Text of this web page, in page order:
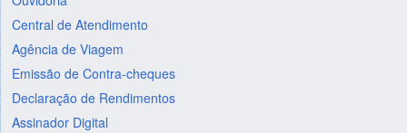
Central de Atendimento
Agência de Viagem
Emissão de Contra-cheques
Declaração de Rendimentos
Assinador Digital